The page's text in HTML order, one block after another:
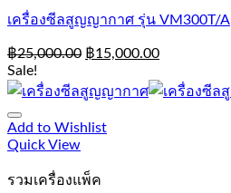
เครื่องซีลสูญญากาศ รุ่น VM300T/A
฿25,000.00 ฿15,000.00
Sale!
Add to Wishlist
Quick View
รวมเครื่องแพ็ค